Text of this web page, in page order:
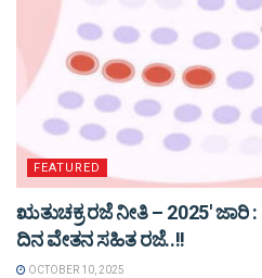
FEATURED
ಋತುಚಕ್ರ ರಜೆ ನೀತಿ – 2025′
ದಿನ ವೇತನ ಸಹಿತ ರಜೆ..!!
OCTOBER 10, 2025